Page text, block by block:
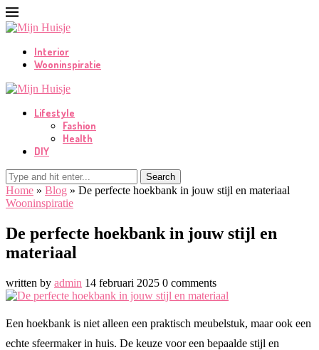
Interior
Wooninspiratie
Lifestyle
Fashion
Health
DIY
Search
Home » Blog » De perfecte hoekbank in jouw stijl en materiaal
Wooninspiratie
De perfecte hoekbank in jouw stijl en
materiaal
written by admin 14 februari 2025 0 comments
Een hoekbank is niet alleen een praktisch meubelstuk, maar ook een
echte sfeermaker in huis. De keuze voor een bepaalde stijl en